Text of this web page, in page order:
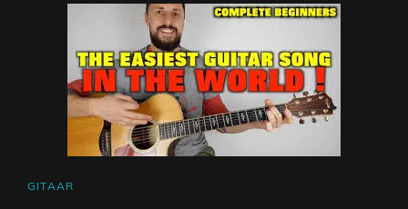
CAT
GITAAR